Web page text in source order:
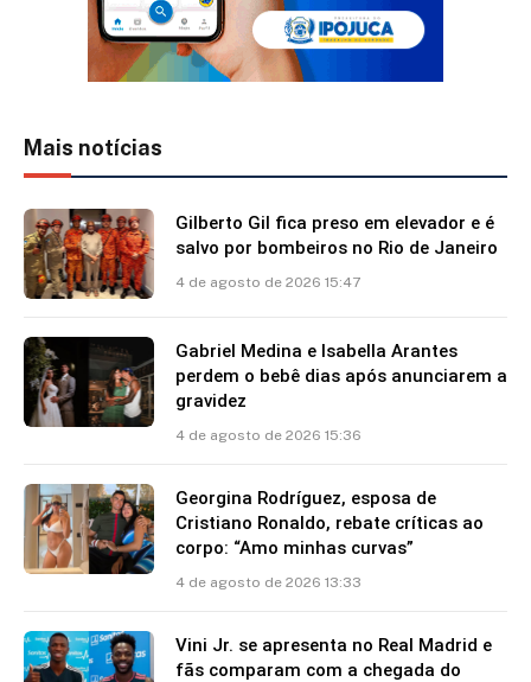
Mais notícias
Gilberto Gil fica preso em elevador e é
salvo por bombeiros no Rio de Janeiro
4 de agosto de 2026 15:47
Gabriel Medina e Isabella Arantes
perdem o bebê dias após anunciarem a
gravidez
4 de agosto de 2026 15:36
Georgina Rodríguez, esposa de
Cristiano Ronaldo, rebate críticas ao
corpo: “Amo minhas curvas”
4 de agosto de 2026 13:33
Vini Jr. se apresenta no Real Madrid e
fãs comparam com a chegada do